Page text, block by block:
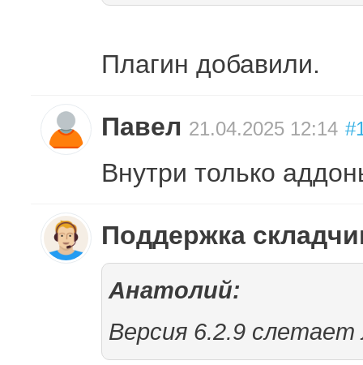
Плагин добавили.
Павел 21.04.2025 12:14
Внутри только
Поддержка
Анатолий:
Версия 6.2.9